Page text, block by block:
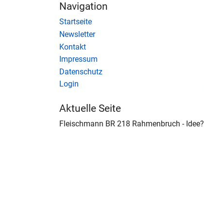
Navigation
Startseite
Newsletter
Kontakt
Impressum
Datenschutz
Login
Aktuelle Seite
Fleischmann BR 218 Rahmenbruch - Idee?